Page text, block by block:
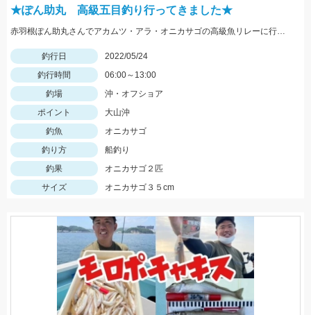
★ぽん助丸 高級五目釣り行ってきました★
赤羽根ぽん助丸さんでアカムツ・アラ・オニカサゴの高級魚リレーに行ってきました。下潮が動かず苦戦しましたがオニカサゴGETです
釣行日
2022/05/24
釣行時間
06:00～13:00
釣場
沖・オフショア
ポイント
大山沖
釣魚
オニカサゴ
釣り方
船釣り
釣果
オニカサゴ２匹
サイズ
オニカサゴ３５cm